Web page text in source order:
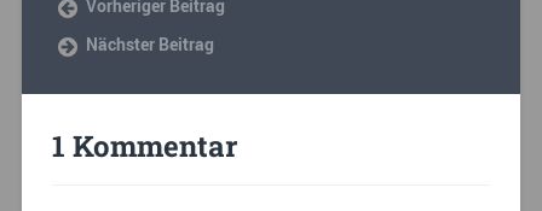
Vorheriger Beitrag
Nächster Beitrag
1 Kommentar